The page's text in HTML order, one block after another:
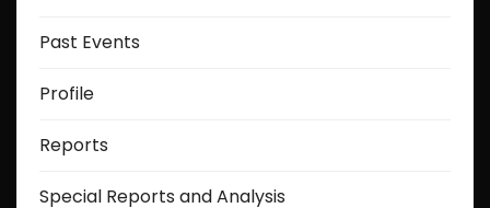
Past Events
Profile
Reports
Special Reports and Analysis